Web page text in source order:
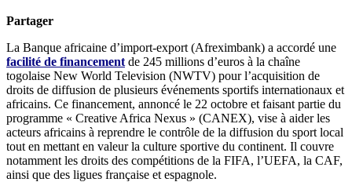
Partager
La Banque africaine d’import-export (Afreximbank) a accordé une
facilité de financement de 245 millions d’euros à la chaîne
togolaise New World Television (NWTV) pour l’acquisition de
droits de diffusion de plusieurs événements sportifs internationaux et
africains. Ce financement, annoncé le 22 octobre et faisant partie du
programme « Creative Africa Nexus » (CANEX), vise à aider les
acteurs africains à reprendre le contrôle de la diffusion du sport local
tout en mettant en valeur la culture sportive du continent. Il couvre
notamment les droits des compétitions de la FIFA, l’UEFA, la CAF,
ainsi que des ligues française et espagnole.